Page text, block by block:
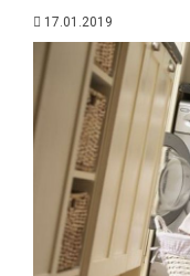
17.01.2019